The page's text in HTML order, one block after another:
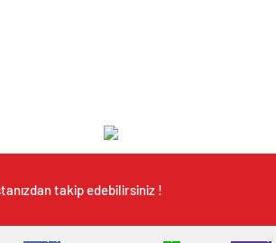
takip edebilirsiniz !